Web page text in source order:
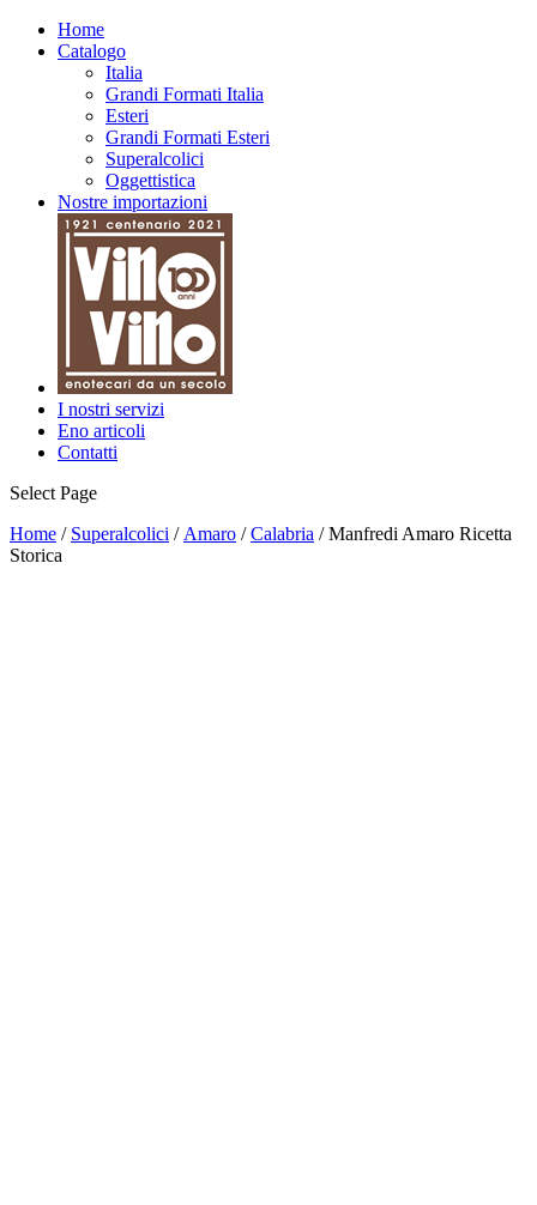
Home
Catalogo
Italia
Grandi Formati Italia
Esteri
Grandi Formati Esteri
Superalcolici
Oggettistica
Nostre importazioni
I nostri servizi
Eno articoli
Contatti
Select Page
Home / Superalcolici / Amaro /Calabria / Manfredi Amaro Ricetta
Storica